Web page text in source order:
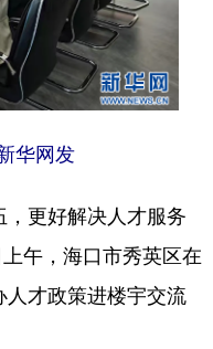
华网发
更好解决人才服务
午，海口市秀英区在
才政策进楼宇交流